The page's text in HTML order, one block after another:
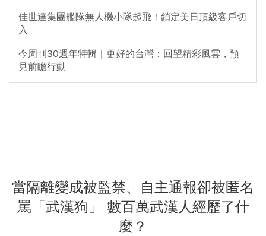
佳世達集團艦隊無人機小隊起飛！鎖定美日頂級客戶切
入
今周刊30週年特輯｜更好的台灣：回望精彩風雲，預
見前瞻行動
當隔離變成被監禁、自主通報卻被匿名
罵「武漢狗」 數百萬武漢人經歷了什
麼？